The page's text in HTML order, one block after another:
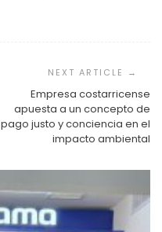
Empresa costarricense
apuesta a un concepto de
pago justo y conciencia en el
impacto ambiental